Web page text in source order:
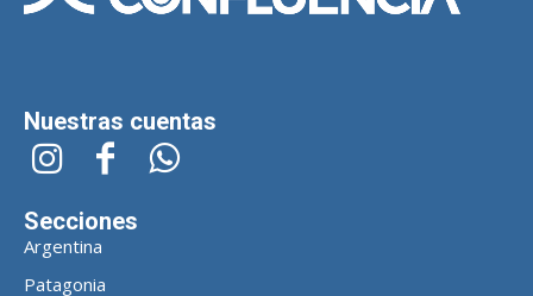
Nuestras cuentas
Secciones
Argentina
Patagonia